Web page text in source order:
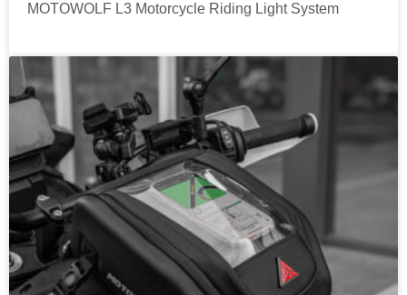
MOTOWOLF L3 Motorcycle Riding Light System